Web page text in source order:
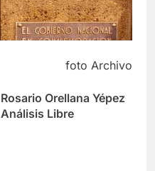
foto Archivo
Rosario Orellana Yépez
Análisis Libre